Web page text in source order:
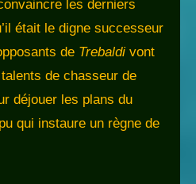
les derniers
était le digne successeur
de Trebaldi vont
de chasseur de
déjouer les plans du
qui instaure un règne de